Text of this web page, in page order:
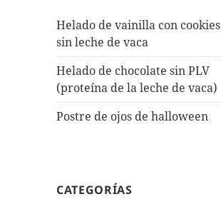
Helado de vainilla con cookies
sin leche de vaca
Helado de chocolate sin PLV
(proteína de la leche de vaca)
Postre de ojos de halloween
CATEGORÍAS